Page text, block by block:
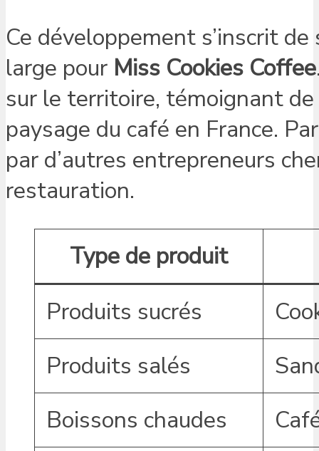
Ce développement s’inscrit
large pour Miss Cookies Coffee
sur le territoire, témoignant
paysage du café en France.
par d’autres entrepreneurs
restauration.
Type de produit
Produits sucrés
Produits salés
Boissons chaudes